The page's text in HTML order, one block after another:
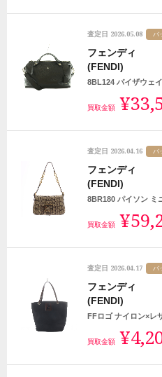
査定日 2026.05.08 バ
フェンディ
(FENDI)
8BL124 バイザウェ
買取金額
査定日 2026.04.16 バ
フェンディ
(FENDI)
8BR180 パイソン ミ
買取金額
査定日 2026.04.17 バ
フェンディ
(FENDI)
FFロゴ ナイロン×レ
買取金額